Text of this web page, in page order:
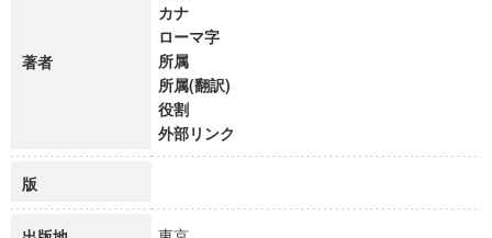
著者
カナ
ローマ字
所属
所属(翻訳)
役割
外部リンク
版